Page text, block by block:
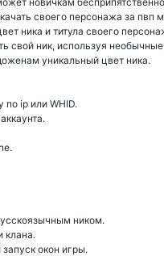
своего персонажа за пвп
ника и титула своего
свой ник, используя
уникальный цвет ника.
по ip или WHID.
ником.
клана.
окон игры.